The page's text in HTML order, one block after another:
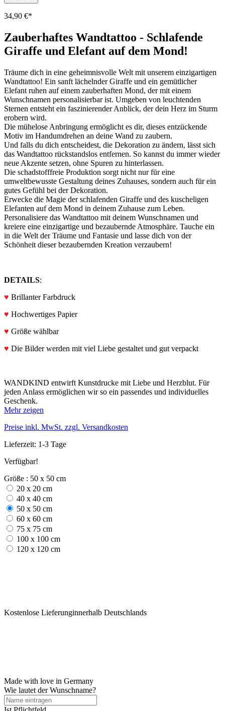
34,90 €*
Zauberhaftes Wandtattoo - Schlafende
Giraffe und Elefant auf dem Mond!
Träume dich in eine geheimnisvolle Welt mit unserem einzigartigen
Wandtattoo! Ein sanft lächelnder Giraffe und ein gemütlicher
Elefant ruhen auf einem zauberhaften Mond, der mit einem
Wunschnamen personalisierbar ist. Umgeben von leuchtenden
Sternen entsteht ein faszinierender Anblick, der dein Herz im Sturm
erobern wird.
Die mühelose Anbringung ermöglicht es dir, dieses entzückende
Motiv im Handumdrehen an deine Wand zu zaubern.
Und falls du dich entscheidest, die Dekoration zu ändern, lässt sich
das Wandtattoo rückstandslos entfernen. So kannst du immer wieder
neue Akzente setzen, ohne Spuren zu hinterlassen.
Die schadstofffreie Produktion sorgt nicht nur für eine
umweltbewusste Gestaltung deines Zuhauses, sondern auch für ein
gutes Gefühl bei der Dekoration.
Erwecke die Magie der schlafenden Giraffe und des kuscheligen
Elefanten auf dem Mond in deinem Zuhause zum Leben.
Personalisiere das Wandtattoo mit deinem Wunschnamen und
kreiere eine einzigartige und bezaubernde Atmosphäre. Tauche ein
in die Welt der Träume und Fantasie und lasse dich von der
Schönheit dieser bezaubernden Kreation verzaubern!
DETAILS:
♥ Brillanter Farbdruck
♥ Hochwertiges Papier
♥ Größe wählbar
♥ Die Bilder werden mit viel Liebe gestaltet und gut verpackt
WANDKIND entwirft Kunstdrucke mit Liebe und Herzblut. Für
jeden Anlass ermöglichen wir so ein passendes und individuelles
Geschenk.
Mehr zeigen
Preise inkl. MwSt. zzgl. Versandkosten
Lieferzeit: 1-3 Tage
Verfügbar!
Größe : 50 x 50 cm
20 x 20 cm
40 x 40 cm
50 x 50 cm
60 x 60 cm
75 x 75 cm
100 x 100 cm
120 x 120 cm
Kostenlose Lieferunginnerhalb Deutschlands
Made with love in Germany
Wie lautet der Wunschname?